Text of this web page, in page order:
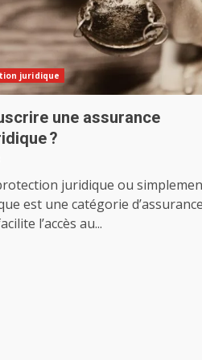
juridique
une assurance
?
juridique ou
est une catégorie
l’accès au...